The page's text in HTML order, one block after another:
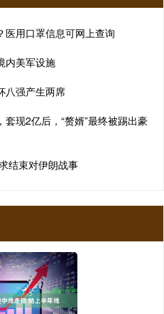
医用口罩信息可网上查询
内美军设施
八强产生两席
现2亿后，“赘婿”最终被踢出豪
结束对伊朗战事